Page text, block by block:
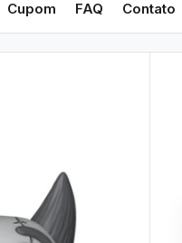
Cupom FAQ Contato